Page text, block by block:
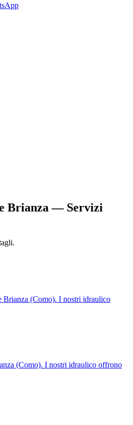
Brianza — Servizi
Brianza (Como). I nostri idraulico
(Como). I nostri idraulico offrono